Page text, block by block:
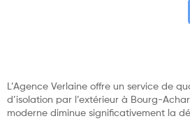
L’Agence Verlaine offre un service de
d’isolation par l’extérieur à Bourg-
moderne diminue significativement la